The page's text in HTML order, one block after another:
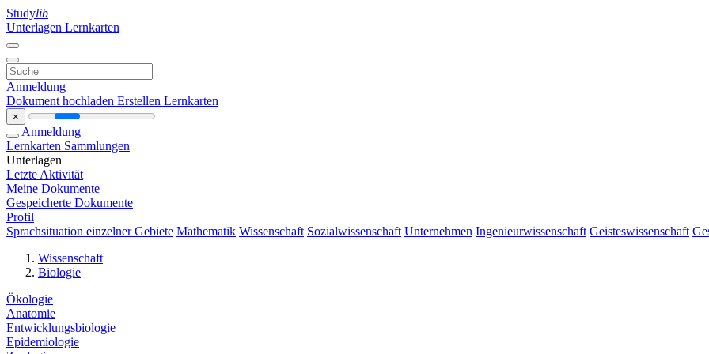
Studylib
Unterlagen Lernkarten
Anmeldung
Dokument hochladen Erstellen Lernkarten
×
Anmeldung
Lernkarten Sammlungen
Unterlagen
Letzte Aktivität
Meine Dokumente
Gespeicherte Dokumente
Profil
Sprachsituation einzelner Gebiete Mathematik Wissenschaft Sozialwissenschaft Unternehmen Ingenieurwissenschaft Geisteswissenschaft
Wissenschaft
Biologie
Ökologie
Anatomie
Entwicklungsbiologie
Epidemiologie